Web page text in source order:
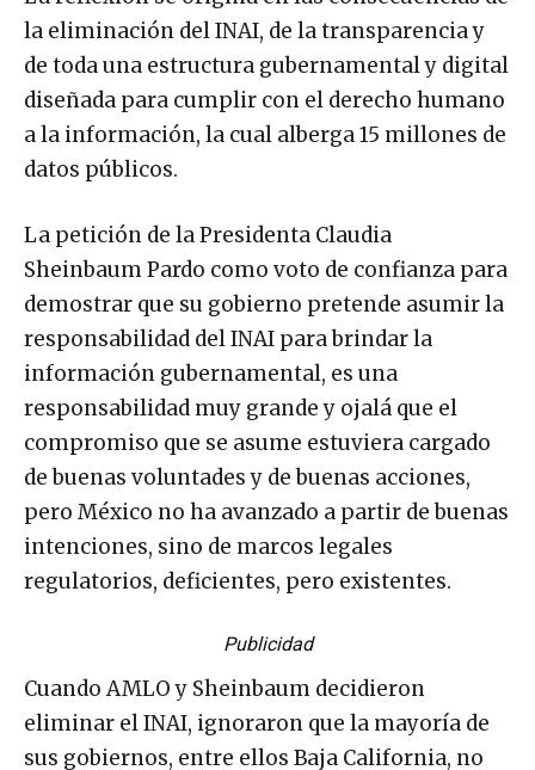
la eliminación del INAI, de la transparencia y
de toda una estructura gubernamental y digital
diseñada para cumplir con el derecho humano
a la información, la cual alberga 15 millones de
datos públicos.
La petición de la Presidenta Claudia
Sheinbaum Pardo como voto de confianza para
demostrar que su gobierno pretende asumir la
responsabilidad del INAI para brindar la
información gubernamental, es una
responsabilidad muy grande y ojalá que el
compromiso que se asume estuviera cargado
de buenas voluntades y de buenas acciones,
pero México no ha avanzado a partir de buenas
intenciones, sino de marcos legales
regulatorios, deficientes, pero existentes.
Publicidad
Cuando AMLO y Sheinbaum decidieron
eliminar el INAI, ignoraron que la mayoría de
sus gobiernos, entre ellos Baja California, no